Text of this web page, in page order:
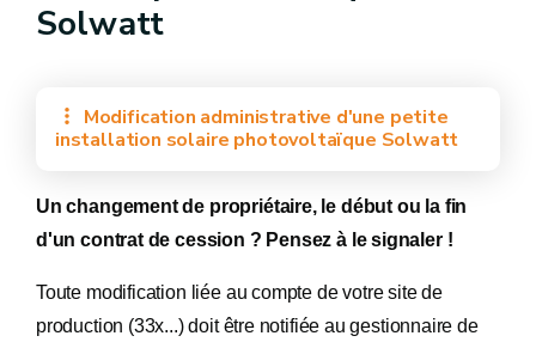
Solwatt
Modification administrative d'une petite
installation solaire photovoltaïque Solwatt
Un changement de propriétaire, le début ou la fin
d'un contrat de cession ? Pensez à le signaler !
Toute modification liée au compte de votre site de
production (33x...) doit être notifiée au gestionnaire de